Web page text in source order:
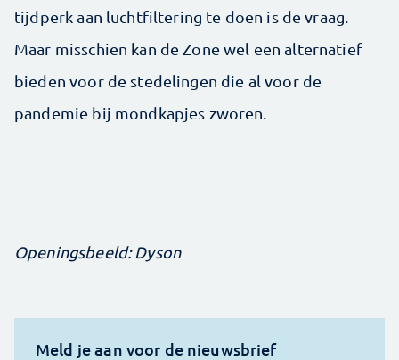
tijdperk aan luchtfiltering te doen is de vraag.
Maar misschien kan de Zone wel een alternatief
bieden voor de stedelingen die al voor de
pandemie bij mondkapjes zworen.
Openingsbeeld: Dyson
Meld je aan voor de nieuwsbrief